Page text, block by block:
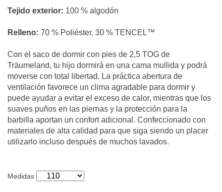
Saco De Dormir Interior
Protectores De Cuna
Baberos Y Doudou
Paños De Muselina
Cuna Nido
Almohadas Especiales
Posicionamiento Lateral
ACCESORIOS
CHEQUE REGALO
LOTES DE REGALO Y PROMOCIONES
Tejido exterior: 100 % algodón
Relleno: 70 % Poliéster, 30 % TENCEL™
Con el saco de dormir con pies de 2,5 TOG de
Träumeland, tu hijo dormirá en una cama mullida y podrá
moverse con total libertad. La práctica abertura de
ventilación favorece un clima agradable para dormir y
puede ayudar a evitar el exceso de calor, mientras que los
suaves puños en las piernas y la protección para la
barbilla aportan un confort adicional. Confeccionado con
materiales de alta calidad para que siga siendo un placer
utilizarlo incluso después de muchos lavados.
Medidas